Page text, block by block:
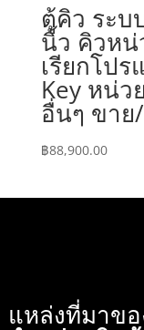
ตู้คิว ระบ
นิ้ว คิวหน่
เรียกโป
Key หน่ว
อื่นๆ ขาย
฿88,900.00
แหล่งที่มาข